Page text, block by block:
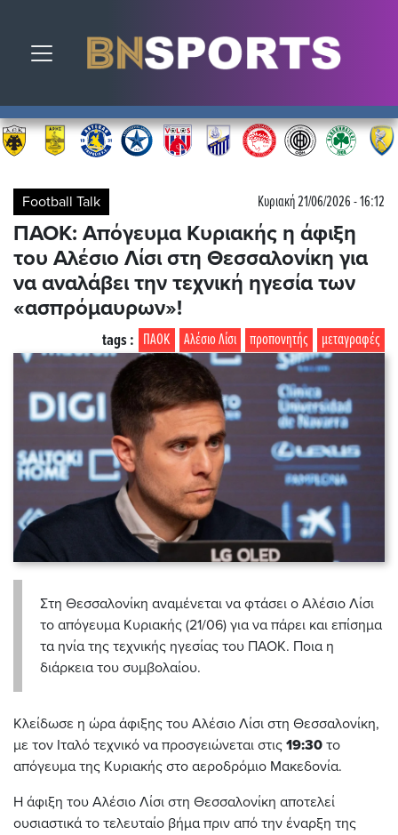
Toggle navigation
Football Talk Κυριακή 21/06/2026 - 16:12
ΠΑΟΚ: Απόγευμα Κυριακής η άφιξη
του Αλέσιο Λίσι στη Θεσσαλονίκη για
να αναλάβει την τεχνική ηγεσία των
«ασπρόμαυρων»!
μεταγραφές
προπονητής
Αλέσιο Λίσι
ΠΑΟΚ
tags :
Στη Θεσσαλονίκη αναμένεται να φτάσει ο Αλέσιο Λίσι
το απόγευμα Κυριακής (21/06) για να πάρει και επίσημα
τα ηνία της τεχνικής ηγεσίας του ΠΑΟΚ. Ποια η
διάρκεια του συμβολαίου.
Κλείδωσε η ώρα άφιξης του Αλέσιο Λίσι στη Θεσσαλονίκη,
με τον Ιταλό τεχνικό να προσγειώνεται στις 19:30 το
απόγευμα της Κυριακής στο αεροδρόμιο Μακεδονία.
Η άφιξη του Αλέσιο Λίσι στη Θεσσαλονίκη αποτελεί
ουσιαστικά το τελευταίο βήμα πριν από την έναρξη της